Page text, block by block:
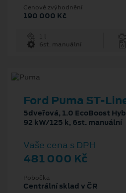
Cenové zvýhodnění
190 000 Kč
1 l
6st. manuální
Ford Puma ST-
5dveřová, 1.0 EcoBoost
92 kW/125 k, 6st. manuální
Vaše cena s DPH
481 000 Kč
Pobočka
Centrální sklad v ČR